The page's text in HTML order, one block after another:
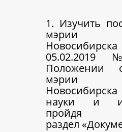
1. Изучить
мэрии
Положении
мэрии
науки и
раздел